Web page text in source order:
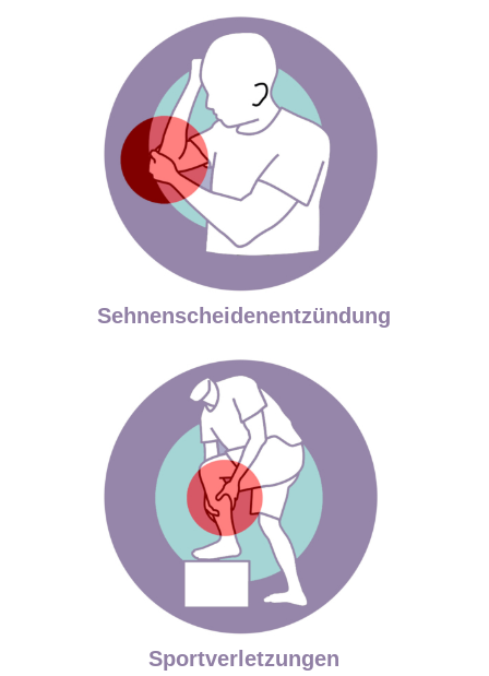
Sehnenscheidenentzündung
Sportverletzungen